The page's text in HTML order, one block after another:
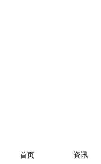
首页 资讯